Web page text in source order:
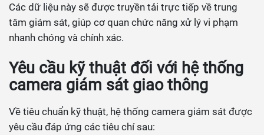
Các dữ liệu này sẽ được truyền tải trực tiếp về trung
tâm giám sát, giúp cơ quan chức năng xử lý vi phạm
nhanh chóng và chính xác.
Yêu cầu kỹ thuật đối với hệ thống
camera giám sát giao thông
Về tiêu chuẩn kỹ thuật, hệ thống camera giám sát được
yêu cầu đáp ứng các tiêu chí sau: